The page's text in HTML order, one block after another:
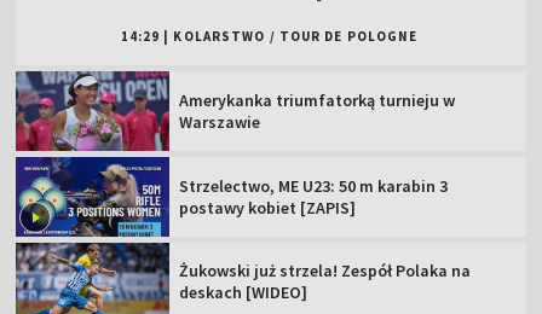
14:29 KOLARSTWO / TOUR DE POLOGNE
Amerykanka triumfatorką turnieju w
Warszawie
Strzelectwo, ME U23: 50 m karabin 3
postawy kobiet [ZAPIS]
Żukowski już strzela! Zespół Polaka na
deskach [WIDEO]